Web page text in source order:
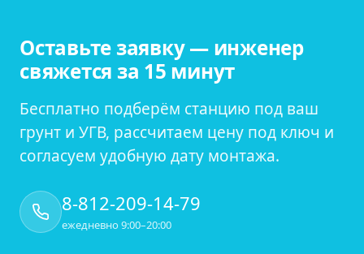
Оставьте заявку — инженер
свяжется за 15 минут
Бесплатно подберём станцию под ваш
грунт и УГВ, рассчитаем цену под ключ и
согласуем удобную дату монтажа.
8-812-209-14-79
ежедневно 9:00–20:00